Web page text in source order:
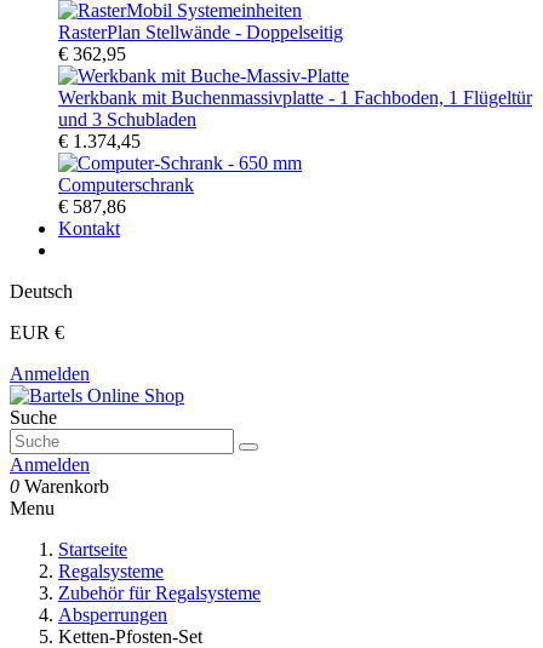
RasterPlan Stellwände - Doppelseitig
€ 362,95
Werkbank mit Buchenmassivplatte - 1 Fachboden, 1 Flügeltür
und 3 Schubladen
€ 1.374,45
Computerschrank
€ 587,86
Kontakt
Deutsch
EUR €
Anmelden
Suche
Anmelden
0 Warenkorb
Menu
Startseite
Regalsysteme
Zubehör für Regalsysteme
Absperrungen
Ketten-Pfosten-Set